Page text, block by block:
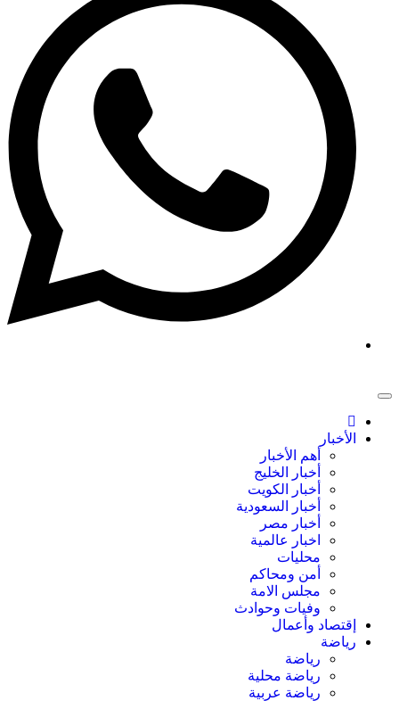
الأخبار
أهم الأخبار
أخبار الخليج
أخبار الكويت
أخبار السعودية
أخبار مصر
اخبار عالمية
محليات
أمن ومحاكم
مجلس الامة
وفيات وحوادث
إقتصاد وأعمال
رياضة
رياضة
رياضة محلية
رياضة عربية